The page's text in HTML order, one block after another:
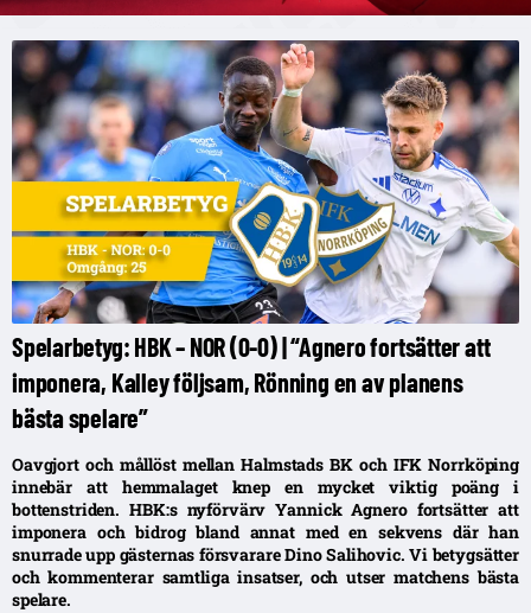
Spelarbetyg: HBK – NOR (0-0) | “Agnero fortsätter att
imponera, Kalley följsam, Rönning en av planens
bästa spelare”
Oavgjort och mållöst mellan Halmstads BK och IFK Norrköping
innebär att hemmalaget knep en mycket viktig poäng i
bottenstriden. HBK:s nyförvärv Yannick Agnero fortsätter att
imponera och bidrog bland annat med en sekvens där han
snurrade upp gästernas försvarare Dino Salihovic. Vi betygsätter
och kommenterar samtliga insatser, och utser matchens bästa
spelare.